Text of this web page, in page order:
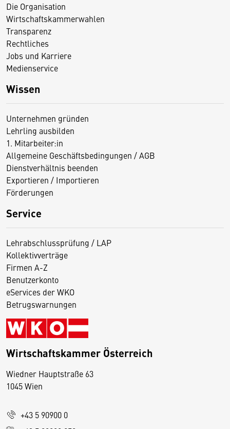
Die Organisation
Wirtschaftskammerwahlen
Transparenz
Rechtliches
Jobs und Karriere
Medienservice
Wissen
Unternehmen gründen
Lehrling ausbilden
1. Mitarbeiter:in
Allgemeine Geschäftsbedingungen / AGB
Dienstverhältnis beenden
Exportieren / Importieren
Förderungen
Service
Lehrabschlussprüfung / LAP
Kollektivverträge
Firmen A-Z
Benutzerkonto
eServices der WKO
Betrugswarnungen
Wirtschaftskammer Österreich
Wiedner Hauptstraße 63
1045 Wien
+43 5 90900 0
D
s